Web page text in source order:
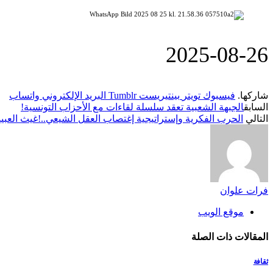
‎2025-‎08-‎26
شاركها. فيسبوك تويتر بينتيريست Tumblr البريد الإلكتروني واتساب
السابقالجبهة الشعبية تعقد سلسلة لقاءات مع الأحزاب التونسية!
التالي الحرب الفكرية وإستراتيجية إغتصاب العقل الشيعي..!غيث
فرات علوان
موقع الويب
المقالات ذات الصلة
ثقافة